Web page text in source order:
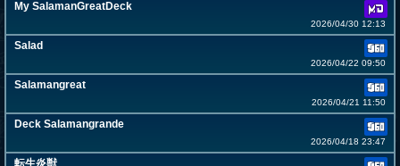
My SalamanGreatDeck
2026/04/30 12:13
Salad
2026/04/22 09:50
Salamangreat
2026/04/21 11:50
Deck Salamangrande
2026/04/18 23:47